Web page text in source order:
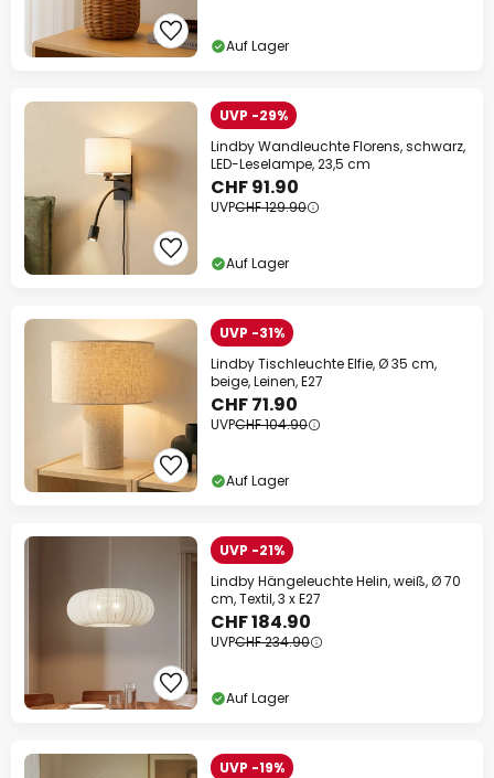
Auf Lager
UVP -29%
Lindby Wandleuchte Florens, schwarz,
LED-Leselampe, 23,5 cm
CHF 91.90
UVPCHF 129.90
Auf Lager
UVP -31%
Lindby Tischleuchte Elfie, Ø 35 cm,
beige, Leinen, E27
CHF 71.90
UVPCHF 104.90
Auf Lager
UVP -21%
Lindby Hängeleuchte Helin, weiß, Ø 70
cm, Textil, 3 x E27
CHF 184.90
UVPCHF 234.90
Auf Lager
UVP -19%